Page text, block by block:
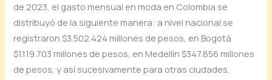
de 2023, el gasto mensual en moda en Colombia se
distribuyó de la siguiente manera: a nivel nacional se
registraron $3.502.424 millones de pesos, en Bogotá
$1.119.703 millones de pesos, en Medellín $347.856 millones
de pesos, y así sucesivamente para otras ciudades.